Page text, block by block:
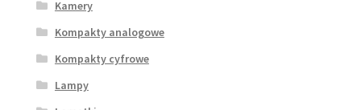
Kamery
Kompakty analogowe
Kompakty cyfrowe
Lampy